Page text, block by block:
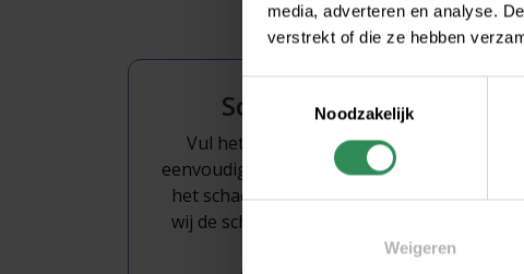
media, adverteren en analyse.
verstrekt of die ze hebben
Noodzakelijk
Weigeren
Schade melden
Vul het schadeaangifteformulier
eenvoudig online in. Na ontvangst van
het schadeaangifteformulier nemen
wij de schade voor u in behandeling.